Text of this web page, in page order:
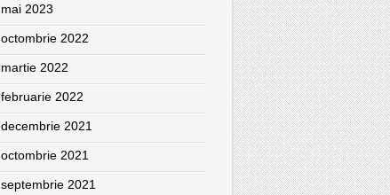
mai 2023
octombrie 2022
martie 2022
februarie 2022
decembrie 2021
octombrie 2021
septembrie 2021